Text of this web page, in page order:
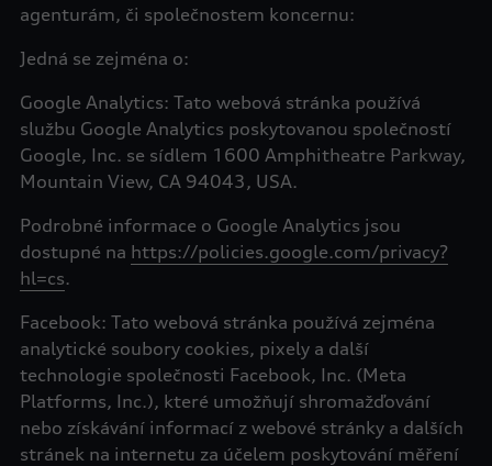
agenturám, či společnostem koncernu:
Jedná se zejména o:
Google Analytics: Tato webová stránka používá
službu Google Analytics poskytovanou společností
Google, Inc. se sídlem 1600 Amphitheatre Parkway,
Mountain View, CA 94043, USA.
Podrobné informace o Google Analytics jsou
dostupné na https://policies.google.com/privacy?
hl=cs.
Facebook: Tato webová stránka používá zejména
analytické soubory cookies, pixely a další
technologie společnosti Facebook, Inc. (Meta
Platforms, Inc.), které umožňují shromažďování
nebo získávání informací z webové stránky a dalších
stránek na internetu za účelem poskytování měření